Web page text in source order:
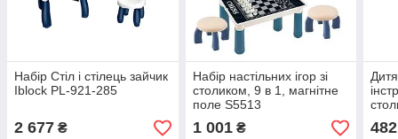
Набір Стіл і стілець зайчик
Iblock PL-921-285
2 677 ₴
Набір настільних ігор зі
столиком, 9 в 1, магнітне
поле S5513
1 001₴ 482